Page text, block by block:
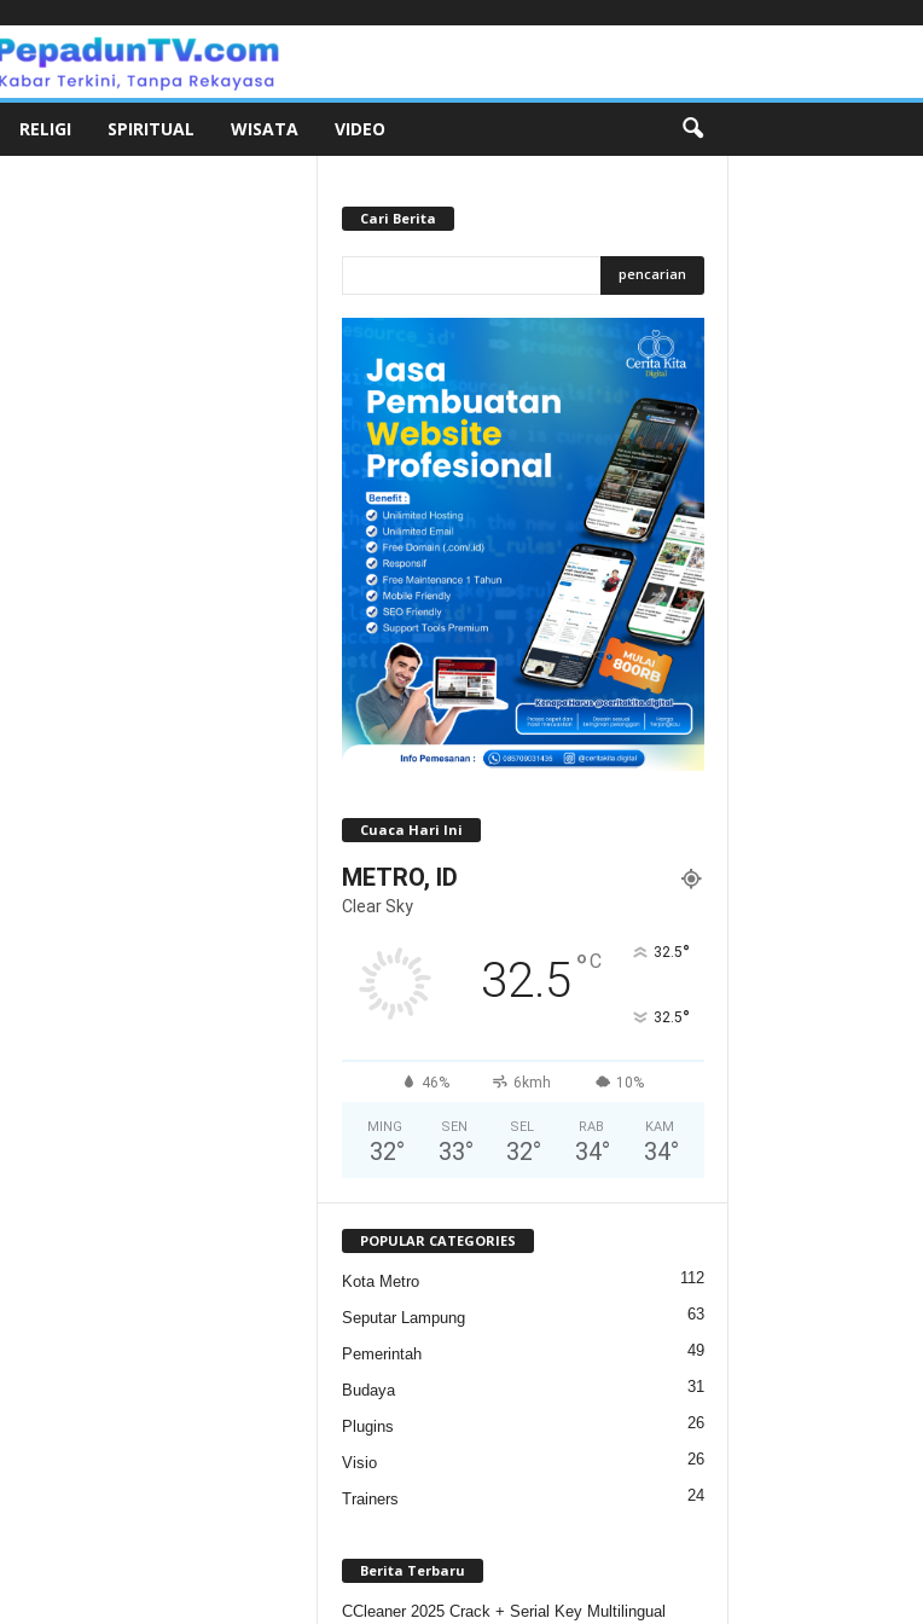
RELIGI SPIRITUAL WISATA VIDEO
Cari Berita
Cuaca Hari Ini
METRO, ID
Clear Sky
32.5°C 32.5°
32.5°
46% 6kmh 10%
MING
32°
SEN
33°
SEL
32°
RAB
34°
KAM
34°
POPULAR CATEGORIES
Kota Metro 112
Seputar Lampung 63
Pemerintah 49
Budaya 31
Plugins 26
Visio 26
Trainers 24
Berita Terbaru
CCleaner 2025 Crack + Serial Key Multilingual